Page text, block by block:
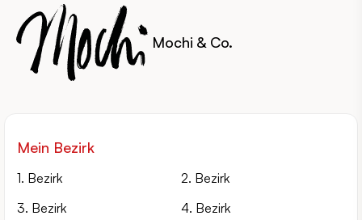
Mochi & Co.
Mein Bezirk
1. Bezirk
2. Bezirk
3. Bezirk
4. Bezirk